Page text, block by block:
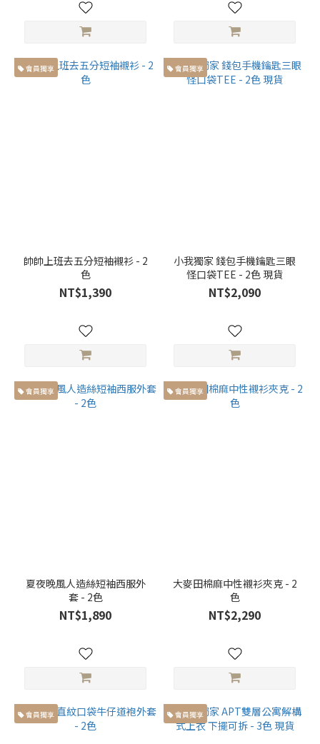
會員獨享
帥帥上班去五分短袖襯衫 - 2
色
NT$1,390
會員獨享
小我獨家 錢包手機鑰匙三眼
怪口袋TEE - 2色 現貨
NT$2,090
會員獨享
夏夜晚風人造絲短袖西服外
套 - 2色
NT$1,890
會員獨享
大麥田棉麻中性襯衫夾克 - 2
色
NT$2,290
會員獨享 會員獨享